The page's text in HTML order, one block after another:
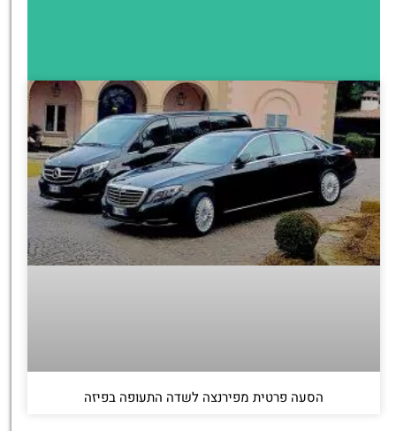
הסעה פרטית מפירנצה לשדה התעופה בפיזה